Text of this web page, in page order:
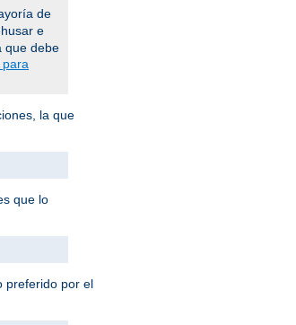
de
e
que debe
la que
que lo
preferido por el